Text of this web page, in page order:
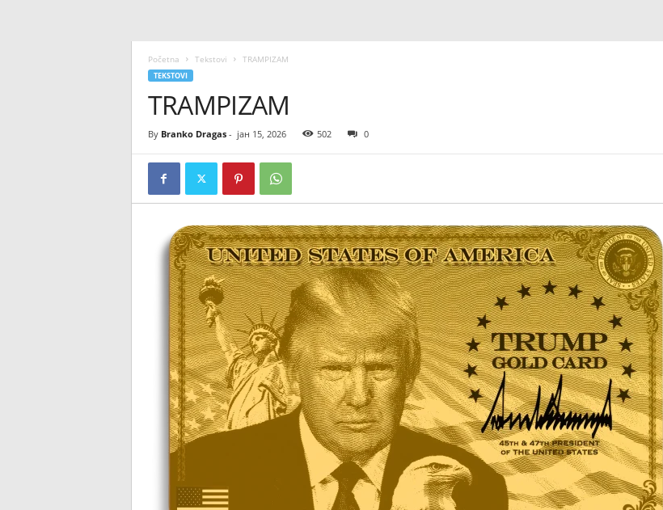
Početna Tekstovi TRAMPIZAM
TEKSTOVI
TRAMPIZAM
By Branko Dragas- јан 15, 2026 502 0